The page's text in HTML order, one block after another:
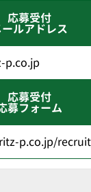
応募受付
ールアドレス
p.co.jp
応募受付
募フォーム
p.co.jp/